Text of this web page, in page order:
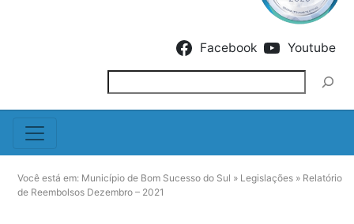
Facebook Youtube
Você está em: Município de Bom Sucesso do Sul » Legislações » Relatório
de Reembolsos Dezembro – 2021